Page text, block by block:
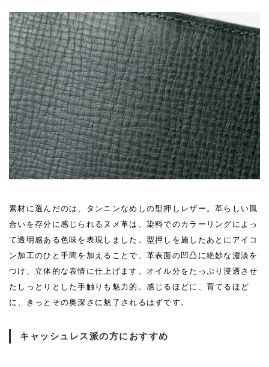
素材に選んだのは、タンニンなめしの型押しレザー。革らしい風
合いを存分に感じられるヌメ革は、染料でのカラーリングによっ
て透明感ある色味を表現しました。型押しを施したあとにアイコ
ン加工のひと手間を加えることで、革表面の凹凸に絶妙な濃淡を
つけ、立体的な表情に仕上げます。オイル分をたっぷり浸透させ
たしっとりとした手触りも魅力的。感じるほどに、育てるほど
に、きっとその奥深さに魅了されるはずです。
キャッシュレス派の方におすすめ